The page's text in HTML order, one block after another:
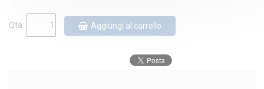
Qtà: Aggiungi al carrello